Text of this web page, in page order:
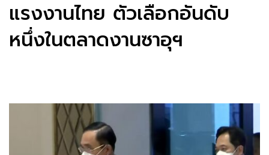
แรงงานไทย ตัวเลือกอันดับ
หนึ่งในตลาดงานซาอุฯ